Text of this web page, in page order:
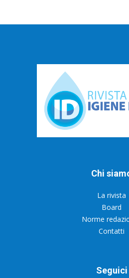
Chi
La rivista
Board
Norme
Contatti
Seguici